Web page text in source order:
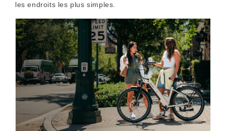
les endroits les plus simples.